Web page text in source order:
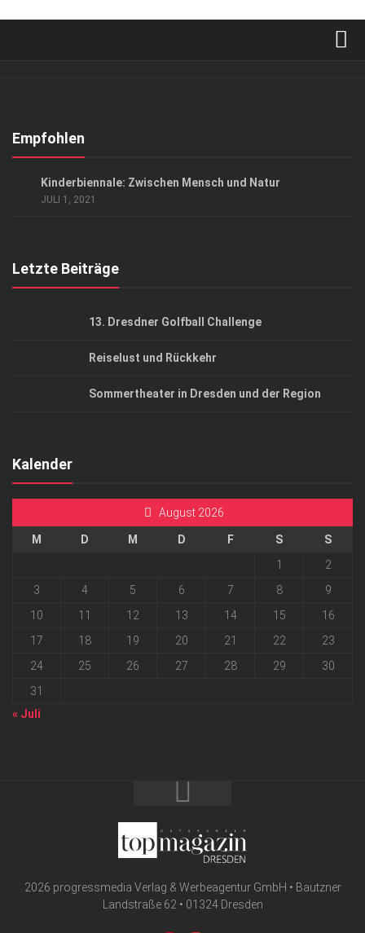
Kontakt, Impressum
Empfohlen
Kinder­bien­nale: Zwischen Mensch und Natur
JULI 1, 2021
Letzte Beiträge
13. Dresdner Golfball Challenge
Reiselust und Rückkehr
Sommertheater in Dresden und der Region
Kalender
August 2026
M D M D F S
S
1
2
3
4 5 6 7 8
9
10
11 12 13 14 15
16
17
18 19 20 21 22
23
24
25 26 27 28 29
30
31
« Juli
2026 progressmedia Verlag & Werbeagentur GmbH • Bautzner
Landstraße 62 • 01324 Dresden